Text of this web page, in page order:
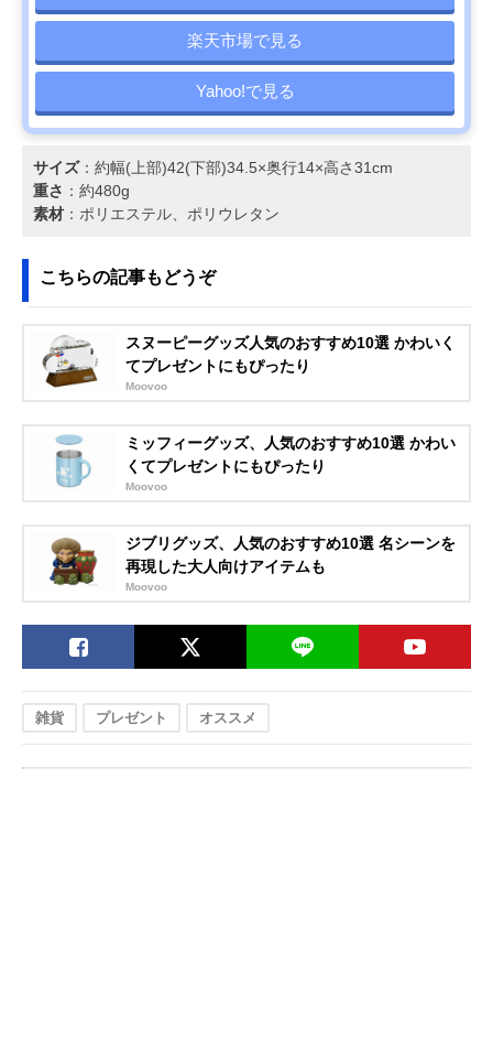
楽天市場で見る
Yahoo!で見る
サイズ：約幅(上部)42(下部)34.5×奥行14×高さ31cm
重さ ：約480g
素材 ：ポリエステル、ポリウレタン
こちらの記事もどうぞ
スヌーピーグッズ人気のおすすめ10選 かわいく
てプレゼントにもぴったり
Moovoo
ミッフィーグッズ、人気のおすすめ10選 かわい
くてプレゼントにもぴったり
Moovoo
ジブリグッズ、人気のおすすめ10選 名シーンを
再現した大人向けアイテムも
Moovoo
雑貨 プレゼント オススメ